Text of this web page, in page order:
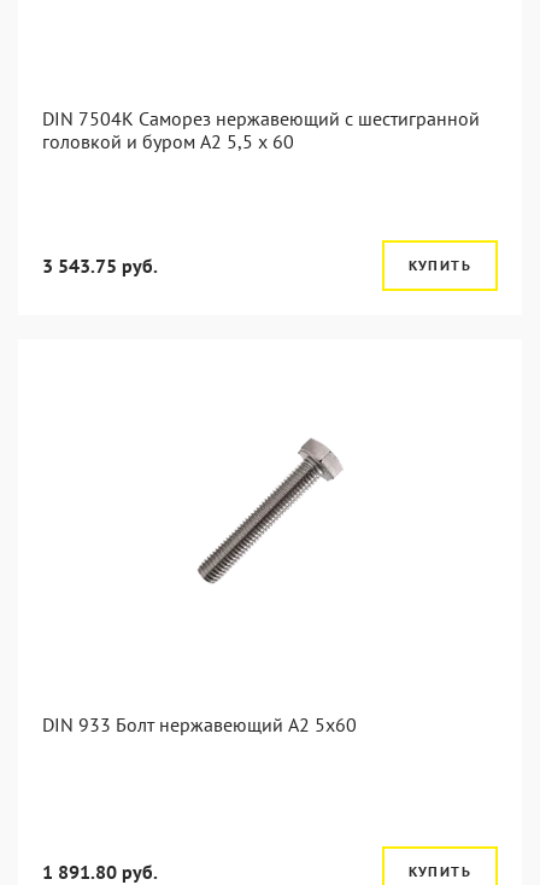
DIN 7504K Саморез нержавеющий с шестигранной
головкой и буром A2 5,5 x 60
3 543.75 руб. КУПИТЬ
DIN 933 Болт нержавеющий А2 5х60
1 891.80 руб. КУПИТЬ